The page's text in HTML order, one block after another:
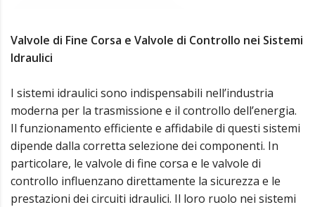
Valvole di Fine Corsa e Valvole di Controllo nei Sistemi
Idraulici
I sistemi idraulici sono indispensabili nell’industria
moderna per la trasmissione e il controllo dell’energia.
Il funzionamento efficiente e affidabile di questi sistemi
dipende dalla corretta selezione dei componenti. In
particolare, le valvole di fine corsa e le valvole di
controllo influenzano direttamente la sicurezza e le
prestazioni dei circuiti idraulici. Il loro ruolo nei sistemi